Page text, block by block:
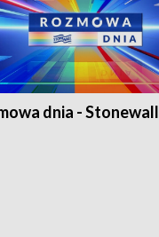
dnia - Stonewall